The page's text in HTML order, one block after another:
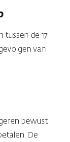
tussen de 17
van
bewust
De